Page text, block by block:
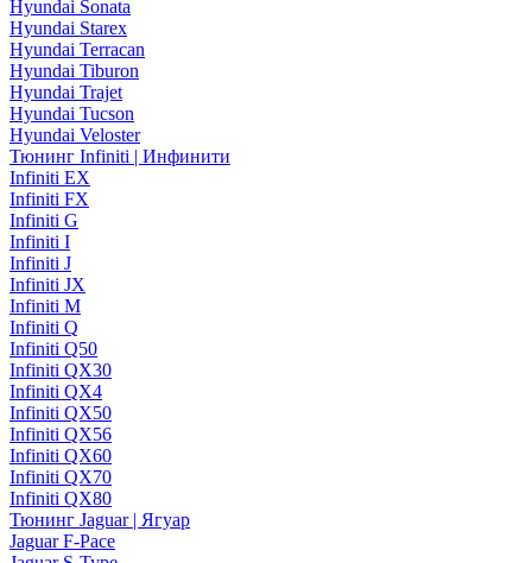
Hyundai Sonata
Hyundai Starex
Hyundai Terracan
Hyundai Tiburon
Hyundai Trajet
Hyundai Tucson
Hyundai Veloster
Тюнинг Infiniti | Инфинити
Infiniti EX
Infiniti FX
Infiniti G
Infiniti I
Infiniti J
Infiniti JX
Infiniti M
Infiniti Q
Infiniti Q50
Infiniti QX30
Infiniti QX4
Infiniti QX50
Infiniti QX56
Infiniti QX60
Infiniti QX70
Infiniti QX80
Тюнинг Jaguar | Ягуар
Jaguar F-Pace